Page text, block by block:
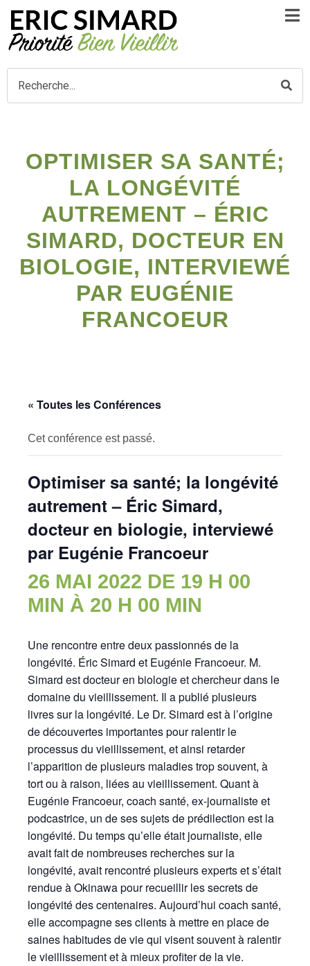
OPTIMISER SA SANTÉ;
LA LONGÉVITÉ
AUTREMENT – ÉRIC
SIMARD, DOCTEUR EN
BIOLOGIE, INTERVIEWÉ
PAR EUGÉNIE
FRANCOEUR
« Toutes les Conférences
Cet conférence est passé.
Optimiser sa santé; la longévité
autrement – Éric Simard,
docteur en biologie, interviewé
par Eugénie Francoeur
26 MAI 2022 DE 19 H 00
MIN À 20 H 00 MIN
Une rencontre entre deux passionnés de la
longévité. Éric Simard et Eugénie Francoeur. M.
Simard est docteur en biologie et chercheur dans le
domaine du vieillissement. Il a publié plusieurs
livres sur la longévité. Le Dr. Simard est à l’origine
de découvertes importantes pour ralentir le
processus du vieillissement, et ainsi retarder
l’apparition de plusieurs maladies trop souvent, à
tort ou à raison, liées au vieillissement. Quant à
Eugénie Francoeur, coach santé, ex-journaliste et
podcastrice, un de ses sujets de prédilection est la
longévité. Du temps qu’elle était journaliste, elle
avait fait de nombreuses recherches sur la
longévité, avait rencontré plusieurs experts et s’était
rendue à Okinawa pour recueillir les secrets de
longévité des centenaires. Aujourd’hui coach santé,
elle accompagne ses clients à mettre en place de
saines habitudes de vie qui visent souvent à ralentir
le vieillissement et à mieux profiter de la vie.